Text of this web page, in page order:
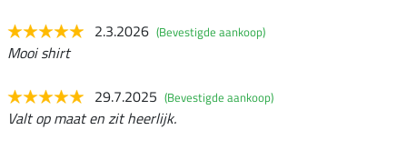
2.3.2026 (Bevestigde aankoop)
Mooi shirt
29.7.2025 (Bevestigde aankoop)
Valt op maat en zit heerlijk.